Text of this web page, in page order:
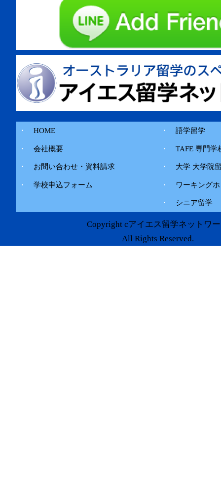
・ HOME ・ 語学留学
・ 会社概要 ・ TAFE 専門学
・ お問い合わせ・資料請求 ・ 大学 大学院
・ 学校申込フォーム ・ ワーキング
・ シニア留学
Copyright cアイエス留学ネットワ
All Rights Reserved.